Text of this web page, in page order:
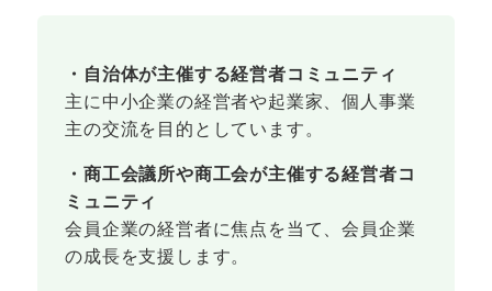
・自治体が主催する経営者コミュニティ
主に中小企業の経営者や起業家、個人事業
主の交流を目的としています。
・商工会議所や商工会が主催する経営者コ
ミュニティ
会員企業の経営者に焦点を当て、会員企業
の成長を支援します。